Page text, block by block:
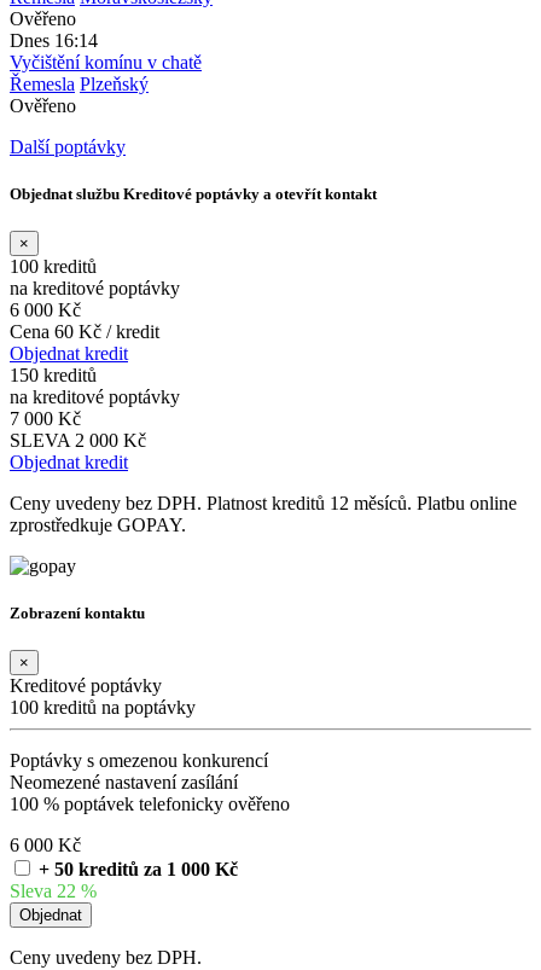
Ověřeno
Dnes 16:14
Vyčištění komínu v chatě
Řemesla Plzeňský
Ověřeno
Další poptávky
Objednat službu Kreditové poptávky a otevřít kontakt
×
100 kreditů
na kreditové poptávky
6 000 Kč
Cena 60 Kč / kredit
Objednat kredit
150 kreditů
na kreditové poptávky
7 000 Kč
SLEVA 2 000 Kč
Objednat kredit
Ceny uvedeny bez DPH. Platnost kreditů 12 měsíců. Platbu online
zprostředkuje GOPAY.
Zobrazení kontaktu
×
Kreditové poptávky
100 kreditů na poptávky
Poptávky s omezenou konkurencí
Neomezené nastavení zasílání
100 % poptávek telefonicky ověřeno
6 000 Kč
+ 50 kreditů za 1 000 Kč
Sleva 22 %
Ceny uvedeny bez DPH.